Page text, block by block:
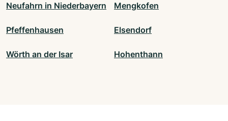
Neufahrn in Niederbayern Mengkofen
Pfeffenhausen Elsendorf
Wörth an der Isar Hohenthann